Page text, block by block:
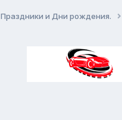
Праздники и Дни рождения.